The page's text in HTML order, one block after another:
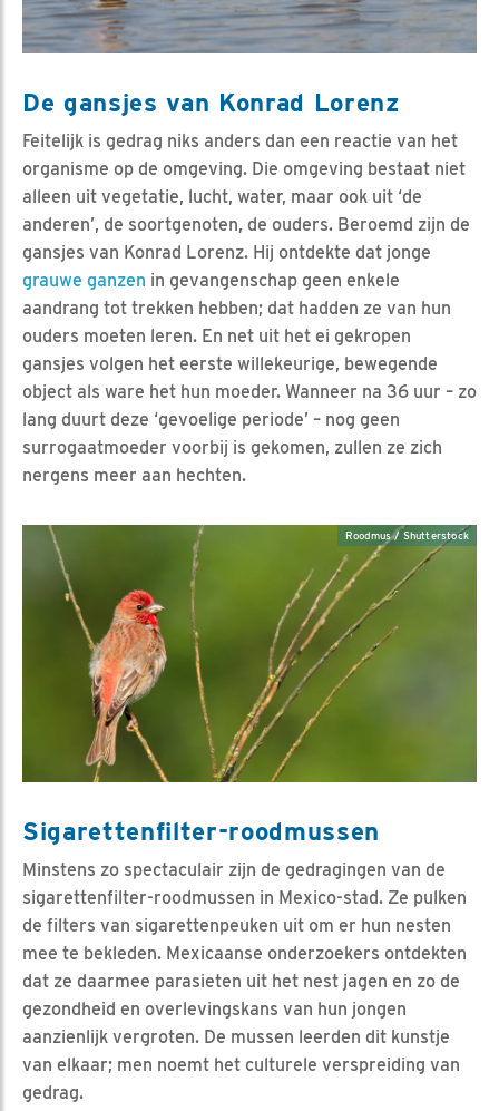
De gansjes van Konrad Lorenz
Feitelijk is gedrag niks anders dan een reactie van het
organisme op de omgeving. Die omgeving bestaat niet
alleen uit vegetatie, lucht, water, maar ook uit ‘de
anderen’, de soortgenoten, de ouders. Beroemd zijn de
gansjes van Konrad Lorenz. Hij ontdekte dat jonge
grauwe ganzen in gevangenschap geen enkele
aandrang tot trekken hebben; dat hadden ze van hun
ouders moeten leren. En net uit het ei gekropen
gansjes volgen het eerste willekeurige, bewegende
object als ware het hun moeder. Wanneer na 36 uur – zo
lang duurt deze ‘gevoelige periode’ – nog geen
surrogaatmoeder voorbij is gekomen, zullen ze zich
nergens meer aan hechten.
Roodmus / Shutterstock
Sigarettenfilter-roodmussen
Minstens zo spectaculair zijn de gedragingen van de
sigarettenfilter-roodmussen in Mexico-stad. Ze pulken
de filters van sigarettenpeuken uit om er hun nesten
mee te bekleden. Mexicaanse onderzoekers ontdekten
dat ze daarmee parasieten uit het nest jagen en zo de
gezondheid en overlevingskans van hun jongen
aanzienlijk vergroten. De mussen leerden dit kunstje
van elkaar; men noemt het culturele verspreiding van
gedrag.